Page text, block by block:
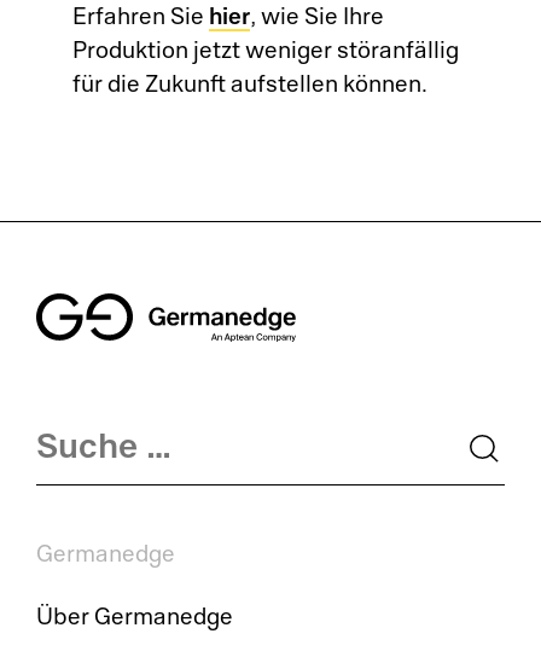
Erfahren Sie hier, wie Sie Ihre
Produktion jetzt weniger störanfällig
für die Zukunft aufstellen können.
Germanedge
Über Germanedge